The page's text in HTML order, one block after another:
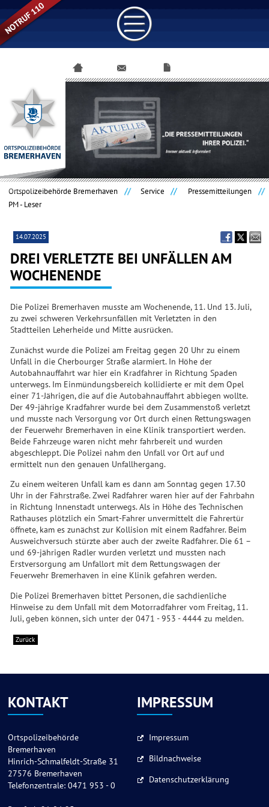
überspringen
Ortspolizeibehörde Bremerhaven Service
Pressemitteilungen
PM - Leser
14.07.2025
DREI VERLETZTE BEI UNFÄLLEN AM
WOCHENENDE
Die Polizei Bremerhaven musste am Wochenende, 11. Und 13. Juli,
zu zwei schweren Verkehrsunfällen mit Verletzten in den
Stadtteilen Leherheide und Mitte ausrücken.
Zunächst wurde die Polizei am Freitag gegen 20 Uhr zu einem
Unfall in die Cherbourger Straße alarmiert. In Höhe der
Autobahnauffahrt war hier ein Kradfahrer in Richtung Spaden
unterwegs. Im Einmündungsbereich kollidierte er mit dem Opel
einer 71-Jährigen, die auf die Autobahnauffahrt abbiegen wollte.
Der 49-jährige Kradfahrer wurde bei dem Zusammenstoß verletzt
und musste nach Versorgung vor Ort durch einen Rettungswagen
der Feuerwehr Bremerhaven in eine Klinik transportiert werden.
Beide Fahrzeuge waren nicht mehr fahrbereit und wurden
abgeschleppt. Die Polizei nahm den Unfall vor Ort auf und
ermittelt nun den genauen Unfallhergang.
Zu einem weiteren Unfall kam es dann am Sonntag gegen 17.30
Uhr in der Fährstraße. Zwei Radfahrer waren hier auf der Fahrbahn
in Richtung Innenstadt unterwegs. Als in Höhe des Technischen
Rathauses plötzlich ein Smart-Fahrer unvermittelt die Fahrertür
öffnete, kam es zunächst zur Kollision mit einem Radfahrer. Beim
Ausweichversuch stürzte aber auch der zweite Radfahrer. Die 61 –
und 69-jährigen Radler wurden verletzt und mussten nach
Erstversorgung am Unfallort mit dem Rettungswagen der
Feuerwehr Bremerhaven in eine Klinik gefahren werden.
Die Polizei Bremerhaven bittet Personen, die sachdienliche
Hinweise zu dem Unfall mit dem Motorradfahrer vom Freitag, 11.
Juli, geben können, sich unter der 0471 - 953 - 4444 zu melden.
Zurück
KONTAKT
Ortspolizeibehörde
Bremerhaven
Hinrich-Schmalfeldt-Straße 31
27576 Bremerhaven
Telefonzentrale: 0471 953 - 0
IMPRESSUM
Impressum
Bildnachweise
Datenschutzerklärung